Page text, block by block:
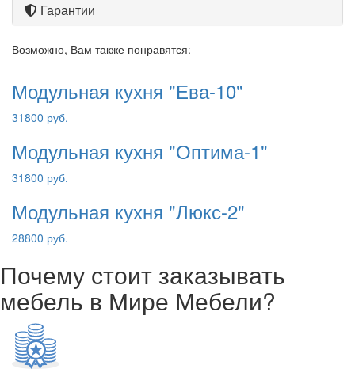
Гарантии
Возможно, Вам также понравятся:
Модульная кухня "Ева-10"
31800 руб.
Модульная кухня "Оптима-1"
31800 руб.
Модульная кухня "Люкс-2"
28800 руб.
Почему стоит заказывать
мебель в Мире Мебели?